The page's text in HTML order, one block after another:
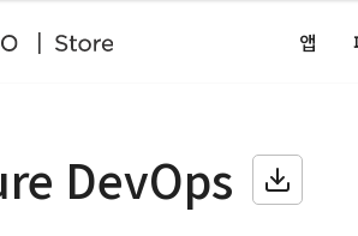
앱
DevOps